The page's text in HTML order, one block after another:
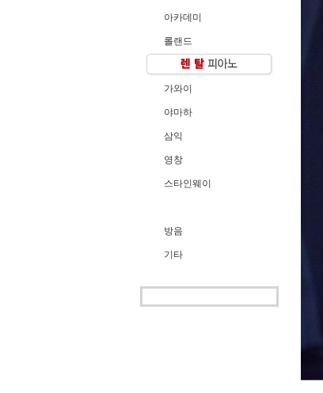
아카데미
롤랜드
가와이
야마하
삼익
영창
스타인웨이
방음
기타